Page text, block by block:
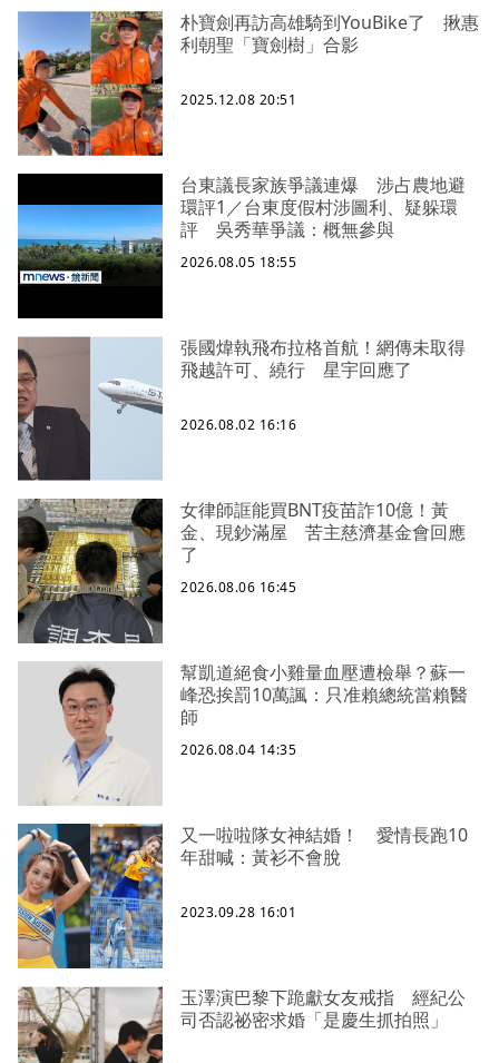
朴寶劍再訪高雄騎到YouBike了 揪惠
利朝聖「寶劍樹」合影
2025.12.08 20:51
台東議長家族爭議連爆 涉占農地避
環評1／台東度假村涉圖利、疑躲環
評 吳秀華爭議：概無參與
2026.08.05 18:55
張國煒執飛布拉格首航！網傳未取得
飛越許可、繞行 星宇回應了
2026.08.02 16:16
女律師誆能買BNT疫苗詐10億！黃
金、現鈔滿屋 苦主慈濟基金會回應
了
2026.08.06 16:45
幫凱道絕食小雞量血壓遭檢舉？蘇一
峰恐挨罰10萬諷：只准賴總統當賴醫
師
2026.08.04 14:35
又一啦啦隊女神結婚！ 愛情長跑10
年甜喊：黃衫不會脫
2023.09.28 16:01
玉澤演巴黎下跪獻女友戒指 經紀公
司否認祕密求婚「是慶生抓拍照」